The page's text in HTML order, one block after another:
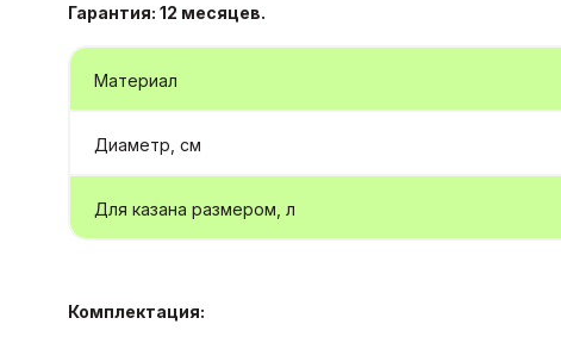
Гарантия: 12 месяцев.
Материал
Диаметр, см
Для казана размером, л
Комплектация: